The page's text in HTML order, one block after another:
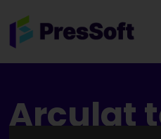
Arculat